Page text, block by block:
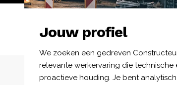
Jouw profiel
We zoeken een gedreven
relevante werkervaring die
proactieve houding. Je bent